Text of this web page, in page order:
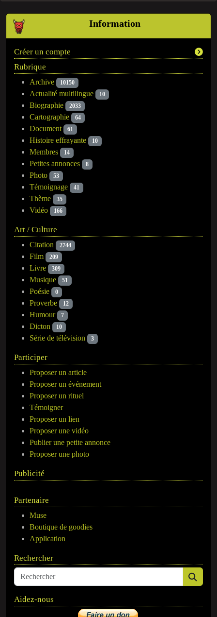
Information
Créer un compte
Rubrique
Archive 10150
Actualité multilingue 10
Biographie 2033
Cartographie 64
Document 61
Histoire effrayante 10
Membres 14
Petites annonces 8
Photo 53
Témoignage 41
Thème 35
Vidéo 166
Art / Culture
Citation 2744
Film 209
Livre 309
Musique 51
Poésie 0
Proverbe 12
Humour 7
Dicton 10
Série de télévision 3
Participer
Proposer un article
Proposer un événement
Proposer un rituel
Témoigner
Proposer un lien
Proposer une vidéo
Publier une petite annonce
Proposer une photo
Publicité
Partenaire
Muse
Boutique de goodies
Application
Rechercher
Aidez-nous